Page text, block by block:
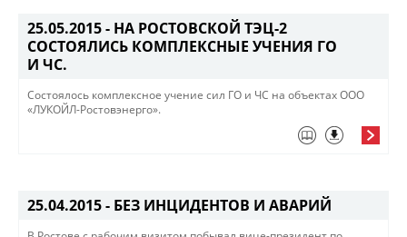
25.05.2015 - НА РОСТОВСКОЙ ТЭЦ-2
СОСТОЯЛИСЬ КОМПЛЕКСНЫЕ УЧЕНИЯ ГО
И ЧС.
Состоялось комплексное учение сил ГО и ЧС на объектах ООО
«ЛУКОЙЛ-Ростовэнерго».
25.04.2015 - БЕЗ ИНЦИДЕНТОВ И АВАРИЙ